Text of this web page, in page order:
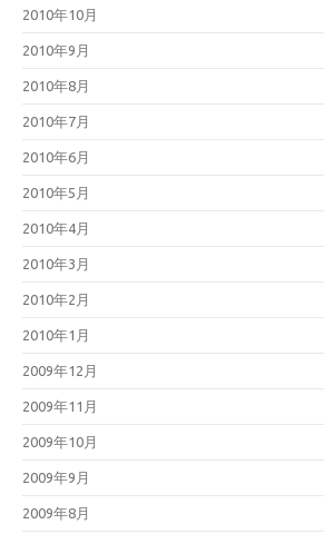
2010年10月
2010年9月
2010年8月
2010年7月
2010年6月
2010年5月
2010年4月
2010年3月
2010年2月
2010年1月
2009年12月
2009年11月
2009年10月
2009年9月
2009年8月